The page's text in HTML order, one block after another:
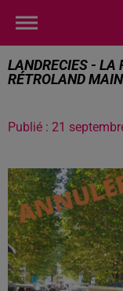
LANDRECIES - LA
RÉTROLAND
Publié : 21